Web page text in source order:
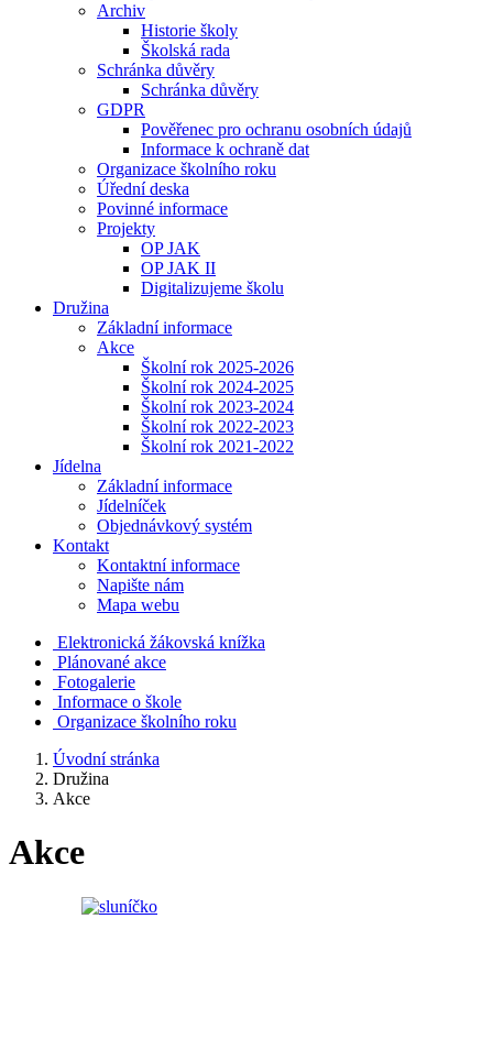
Archiv
Historie školy
Školská rada
Schránka důvěry
Schránka důvěry
GDPR
Pověřenec pro ochranu osobních údajů
Informace k ochraně dat
Organizace školního roku
Úřední deska
Povinné informace
Projekty
OP JAK
OP JAK II
Digitalizujeme školu
Družina
Základní informace
Akce
Školní rok 2025-2026
Školní rok 2024-2025
Školní rok 2023-2024
Školní rok 2022-2023
Školní rok 2021-2022
Jídelna
Základní informace
Jídelníček
Objednávkový systém
Kontakt
Kontaktní informace
Napište nám
Mapa webu
Elektronická žákovská knížka
Plánované akce
Fotogalerie
Informace o škole
Organizace školního roku
Úvodní stránka
Družina
Akce
Akce